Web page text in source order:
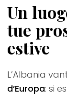
Un
tue
estive
L’Albania
d’Europa: si